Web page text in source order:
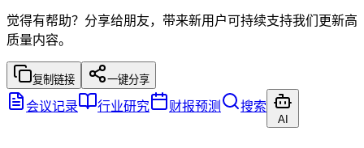
觉得有帮助？分享给朋友，带来新用户可持续支持我们更新高
质量内容。
复制链接 一键分享
会议记录 行业研究 财报预测 搜索
AI